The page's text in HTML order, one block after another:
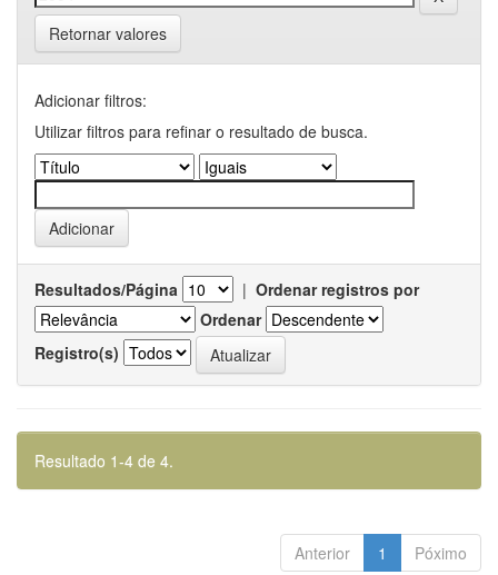
Retornar valores
Adicionar filtros:
Utilizar filtros para refinar o resultado de busca.
Resultados/Página | Ordenar registros por
Ordenar
Registro(s)
Resultado 1-4 de 4.
Anterior 1 Póximo